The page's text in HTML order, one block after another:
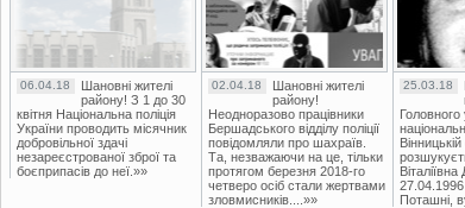
06.04.18
Шановні жителі
району! З 1 до 30
квітня Національна поліція
України проводить місячник
добровільної здачі
незареєстрованої зброї та
боєприпасів до неї.»»
02.04.18
Шановні жителі
району!
Неодноразово працівники
Бершадського відділу поліції
повідомляли про шахраїв.
Та, незважаючи на це, тільки
протягом березня 2018-го
четверо осіб стали жертвами
зловмисників....»»
25.03.18
Головного
27.04.1996
Поташні,